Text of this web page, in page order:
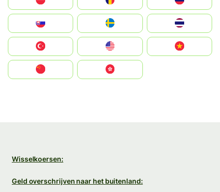
United States
中國香港特別行政區
Wisselkoersen:
Geld overschrijven naar het buitenland: